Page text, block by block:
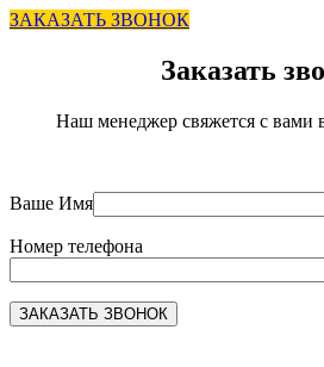
ЗАКАЗАТЬ ЗВОНОК
Заказать
Наш менеджер свяжется с вами
Ваше Имя
Номер телефона